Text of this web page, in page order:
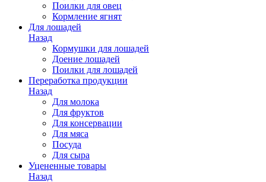
Поилки для овец
Кормление ягнят
Для лошадей
Назад
Кормушки для лошадей
Доение лошадей
Поилки для лошадей
Переработка продукции
Назад
Для молока
Для фруктов
Для консервации
Для мяса
Посуда
Для сыра
Уцененные товары
Назад